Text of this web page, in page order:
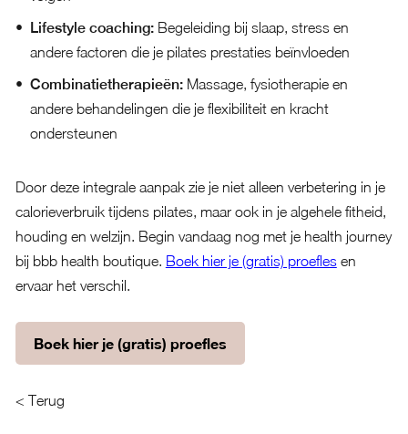
Lifestyle coaching:Begeleiding bij slaap, stress en
andere factoren die je pilates prestaties beïnvloeden
Combinatietherapieën:Massage, fysiotherapie en
andere behandelingen die je flexibiliteit en kracht
ondersteunen
Door deze integrale aanpak zie je niet alleen verbetering in je
calorieverbruik tijdens pilates, maar ook in je algehele fitheid,
houding en welzijn. Begin vandaag nog met je health journey
bij bbb health boutique. Boek hier je (gratis) proeflesen
ervaar het verschil.
Boek hier je (gratis) proefles
< Terug